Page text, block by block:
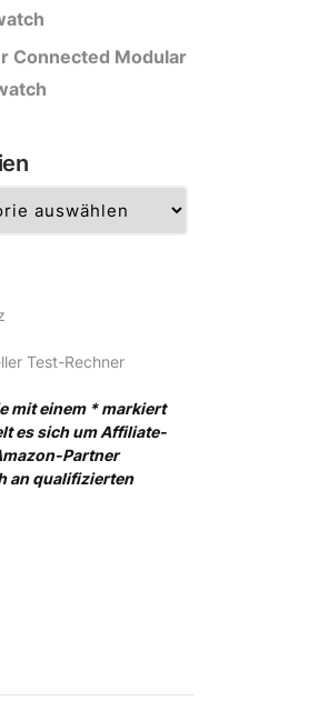
Connected Modular
Test-Rechner
mit einem * markiert
es sich um Affiliate-
Partner
an qualifizierten